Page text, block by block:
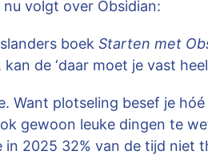
volgt over Obsidian:
boek Starten met
kan de ‘daar moet je vast
plotseling besef je
gewoon leuke dingen te
2025 32% van de tijd niet